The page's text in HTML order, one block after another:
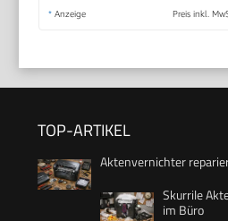
* Anzeige Preis inkl.
TOP-ARTIKEL
Aktenvernichter
Skurrile
im Büro